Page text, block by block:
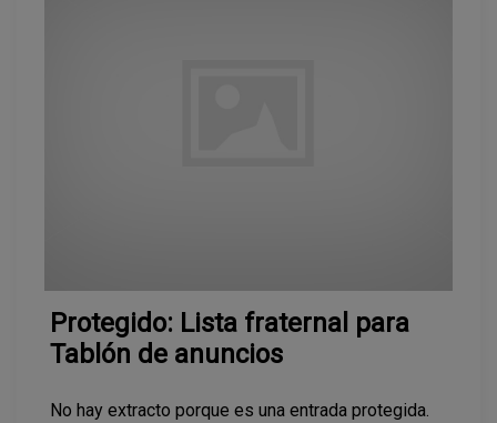
Protegido: Lista fraternal para
Tablón de anuncios
No hay extracto porque es una entrada protegida.